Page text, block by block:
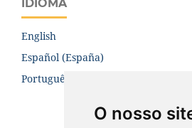
O nosso
IDIOMA
English
Español (España)
Português (Brasil)